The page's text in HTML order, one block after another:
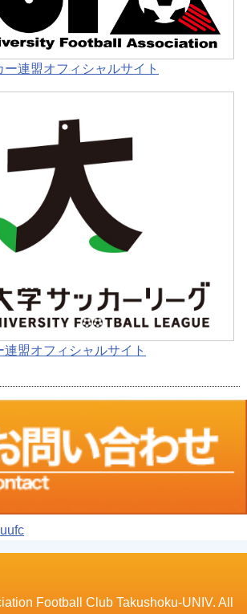
連盟オフィシャルサイト
盟オフィシャルサイト
Football Club Takushoku-UNIV. All